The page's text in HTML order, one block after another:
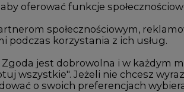
kadrowe na rynku
CIRE
o energetyce
Handel
oferować funkcje
społecznościowym,
podczas korzystania z ich usług.
jest dobrowolna i w każdym
wszystkie". Jeżeli nie chcesz
o swoich preferencjach